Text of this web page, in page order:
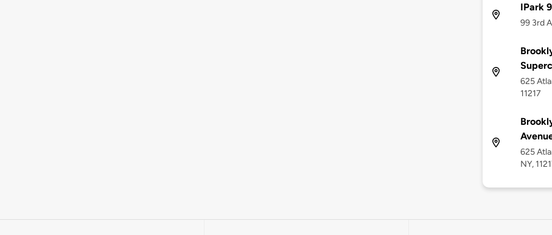
IPark
99 3rd
625
11217
625
NY,